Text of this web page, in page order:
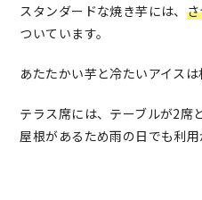
スタンダードな焼き芋には、
ついています。
あたたかい芋と冷たいアイスは
テラス席には、テーブルが2席
屋根があるため雨の日でも利用